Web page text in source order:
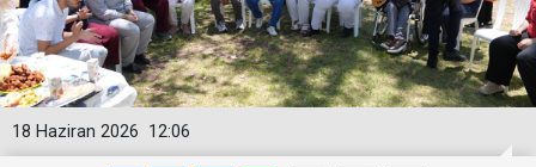
12:06
18 Haziran 2026